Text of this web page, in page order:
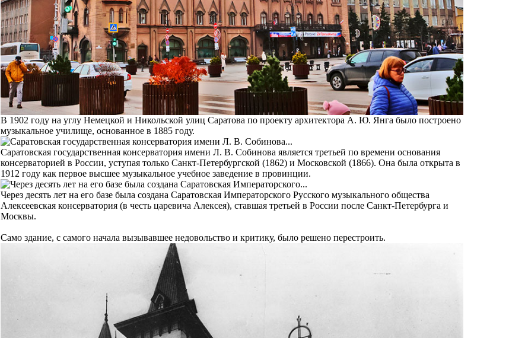
В 1902 году на углу Немецкой и Никольской улиц Саратова по проекту архитектора А. Ю. Янга было построено
музыкальное училище, основанное в 1885 году.
Саратовская государственная консерватория имени Л. В. Собинова является третьей по времени основания
консерваторией в России, уступая только Санкт-Петербургской (1862) и Московской (1866). Она была открыта в
1912 году как первое высшее музыкальное учебное заведение в провинции.
Через десять лет на его базе была создана Саратовская Императорского Русского музыкального общества
Алексеевская консерватория (в честь царевича Алексея), ставшая третьей в России после Санкт-Петербурга и
Москвы.
Само здание, с самого начала вызывавшее недовольство и критику, было решено перестроить.